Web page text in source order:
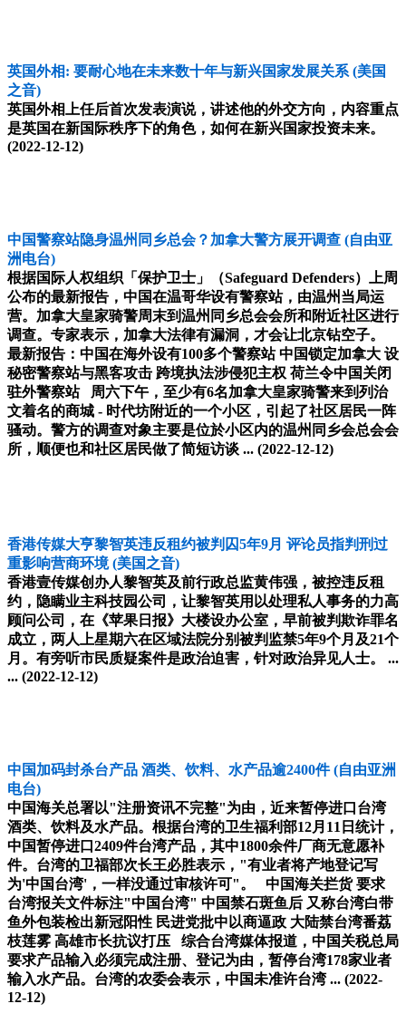
英国外相: 要耐心地在未来数十年与新兴国家发展关系 (美国
之音)
英国外相上任后首次发表演说，讲述他的外交方向，内容重点
是英国在新国际秩序下的角色，如何在新兴国家投资未来。
(2022-12-12)
中国警察站隐身温州同乡总会？加拿大警方展开调查 (自由亚
洲电台)
根据国际人权组织「保护卫士」（Safeguard Defenders）上周
公布的最新报告，中国在温哥华设有警察站，由温州当局运
营。加拿大皇家骑警周末到温州同乡总会会所和附近社区进行
调查。专家表示，加拿大法律有漏洞，才会让北京钻空子。
最新报告：中国在海外设有100多个警察站 中国锁定加拿大 设
秘密警察站与黑客攻击 跨境执法涉侵犯主权 荷兰令中国关闭
驻外警察站 周六下午，至少有6名加拿大皇家骑警来到列治
文着名的商城 - 时代坊附近的一个小区，引起了社区居民一阵
骚动。警方的调查对象主要是位於小区内的温州同乡会总会会
所，顺便也和社区居民做了简短访谈 ... (2022-12-12)
香港传媒大亨黎智英违反租约被判囚5年9月 评论员指判刑过
重影响营商环境 (美国之音)
香港壹传媒创办人黎智英及前行政总监黄伟强，被控违反租
约，隐瞒业主科技园公司，让黎智英用以处理私人事务的力高
顾问公司，在《苹果日报》大楼设办公室，早前被判欺诈罪名
成立，两人上星期六在区域法院分别被判监禁5年9个月及21个
月。有旁听市民质疑案件是政治迫害，针对政治异见人士。 ...
... (2022-12-12)
中国加码封杀台产品 酒类、饮料、水产品逾2400件 (自由亚洲
电台)
中国海关总署以"注册资讯不完整"为由，近来暂停进口台湾
酒类、饮料及水产品。根据台湾的卫生福利部12月11日统计，
中国暂停进口2409件台湾产品，其中1800余件厂商无意愿补
件。台湾的卫福部次长王必胜表示，"有业者将产地登记写
为'中国台湾'，一样没通过审核许可"。 中国海关拦货 要求
台湾报关文件标注"中国台湾" 中国禁石斑鱼后 又称台湾白带
鱼外包装检出新冠阳性 民进党批中以商逼政 大陆禁台湾番荔
枝莲雾 高雄市长抗议打压 综合台湾媒体报道，中国关税总局
要求产品输入必须完成注册、登记为由，暂停台湾178家业者
输入水产品。台湾的农委会表示，中国未准许台湾 ... (2022-
12-12)